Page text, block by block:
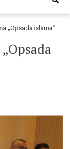
„Opsada islama“